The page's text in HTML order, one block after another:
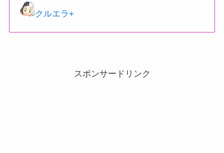
クルエラ+
スポンサードリンク